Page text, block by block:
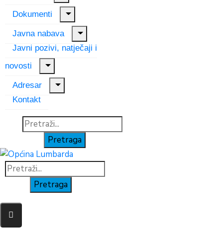
Dokumenti
Javna nabava
Javni pozivi, natječaji i
novosti
Adresar
Kontakt